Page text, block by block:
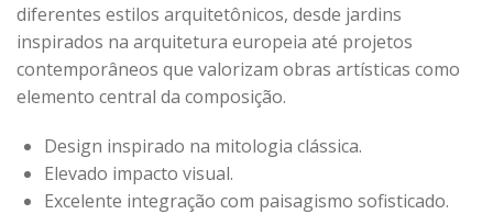
diferentes estilos arquitetônicos, desde jardins
inspirados na arquitetura europeia até projetos
contemporâneos que valorizam obras artísticas como
elemento central da composição.
Design inspirado na mitologia clássica.
Elevado impacto visual.
Excelente integração com paisagismo sofisticado.